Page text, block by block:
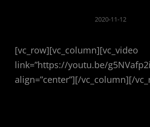
2020-11-12
[vc_row][vc_column][vc_video
link=”https://youtu.be/
align=”center”][/vc_column][/